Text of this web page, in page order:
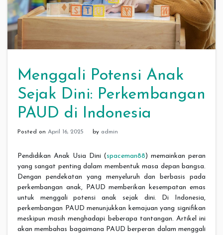
Menggali Potensi Anak
Sejak Dini: Perkembangan
PAUD di Indonesia
Posted on April 16, 2025 by admin
Pendidikan Anak Usia Dini (spaceman88) memainkan peran
yang sangat penting dalam membentuk masa depan bangsa.
Dengan pendekatan yang menyeluruh dan berbasis pada
perkembangan anak, PAUD memberikan kesempatan emas
untuk menggali potensi anak sejak dini. Di Indonesia,
perkembangan PAUD menunjukkan kemajuan yang signifikan
meskipun masih menghadapi beberapa tantangan. Artikel ini
akan membahas bagaimana PAUD berperan dalam menggali